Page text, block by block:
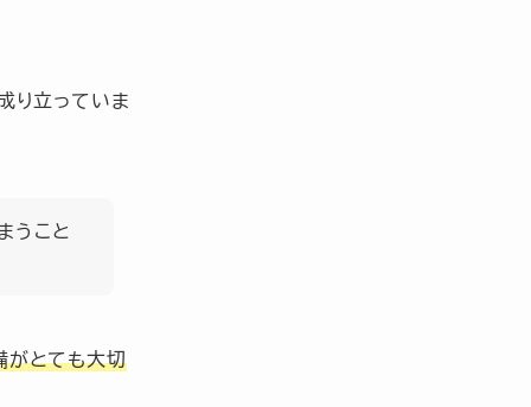
り立っていま
うこと
がとても大切